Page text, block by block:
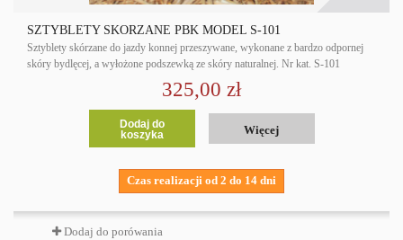
SZTYBLETY SKÓRZANE PBK MODEL S-101
Sztyblety skórzane do jazdy konnej przeszywane, wykonane z bardzo odpornej
skóry bydlęcej, a wyłożone podszewką ze skóry naturalnej. Nr kat. S-101
325,00 zł
Dodaj do
koszyka
Więcej
Czas realizacji od 2 do 14 dni
Dodaj do porówania